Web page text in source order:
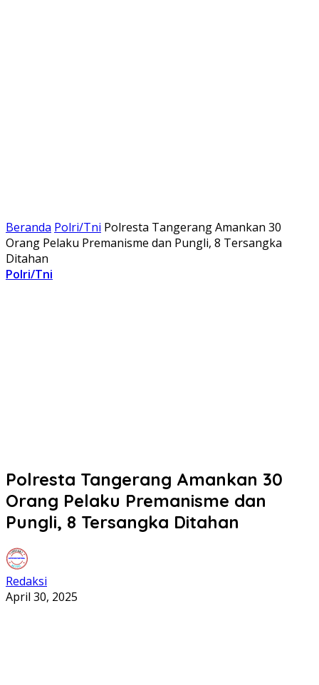
Beranda Polri/Tni Polresta Tangerang Amankan 30
Orang Pelaku Premanisme dan Pungli, 8 Tersangka
Ditahan
Polri/Tni
Polresta Tangerang Amankan 30
Orang Pelaku Premanisme dan
Pungli, 8 Tersangka Ditahan
Redaksi
April 30, 2025